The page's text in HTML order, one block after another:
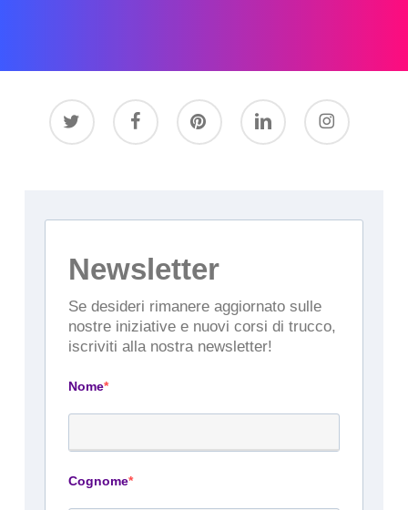
twitter facebook pinterest linkedin instagram
Newsletter
Se desideri rimanere aggiornato sulle
nostre iniziative e nuovi corsi di trucco,
iscriviti alla nostra newsletter!
Nome
Cognome